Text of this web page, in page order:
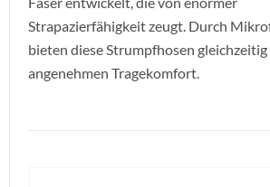
Strapazierfähigkeit zeugt. Durch
bieten diese Strumpfhosen
angenehmen Tragekomfort.